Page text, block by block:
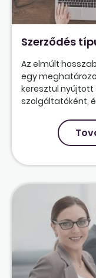
Szerződés
Az elmúlt
egy
keresztül
szolgáltatóként,